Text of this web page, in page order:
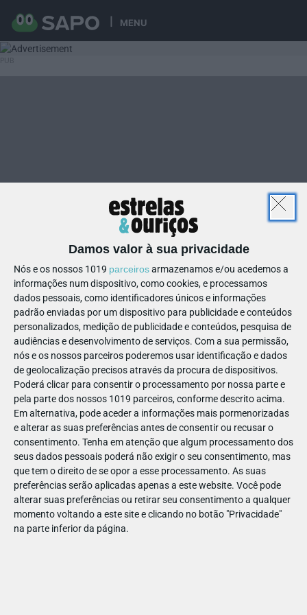
MENU
Damos valor à sua privacidade
Nós e os nossos 1019 parceirosarmazenamos e/ou acedemos a
informações num dispositivo, como cookies, e processamos
dados pessoais, como identificadores únicos e informações
padrão enviadas por um dispositivo para publicidade e conteúdos
personalizados, medição de publicidade e conteúdos, pesquisa de
audiências e desenvolvimento de serviços. Com a sua permissão,
nós e os nossos parceiros poderemos usar identificação e dados
de geolocalização precisos através da procura de dispositivos.
Poderá clicar para consentir o processamento por nossa parte e
pela parte dos nossos 1019 parceiros, conforme descrito acima.
Em alternativa, pode aceder a informações mais pormenorizadas
e alterar as suas preferências antes de consentir ou recusar o
consentimento. Tenha em atenção que algum processamento dos
seus dados pessoais poderá não exigir o seu consentimento, mas
que tem o direito de se opor a esse processamento. As suas
preferências serão aplicadas apenas a este website. Você pode
alterar suas preferências ou retirar seu consentimento a qualquer
momento voltando a este site e clicando no botão "Privacidade"
na parte inferior da página.
17
468041975672687